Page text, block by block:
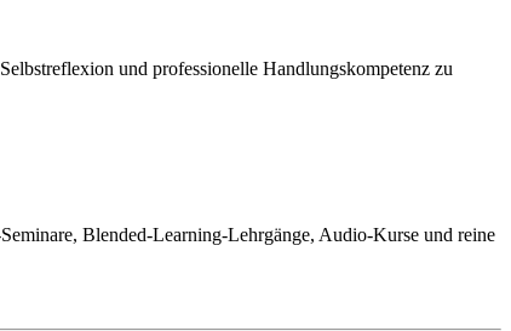
und professionelle Handlungskompetenz zu
Blended-Learning-Lehrgänge, Audio-Kurse und reine